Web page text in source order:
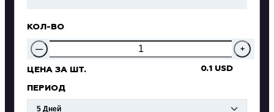
КОЛ-ВО
— +
ЦЕНА ЗА ШТ. 0.1 USD
ПЕРИОД